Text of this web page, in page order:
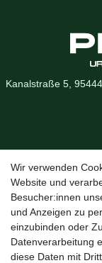
Kanalstraße 5,
Wir verwenden
Website und
Besucher:innen
und Anzeigen zu
einzubinden oder
Datenverarbeitung
diese Daten mit